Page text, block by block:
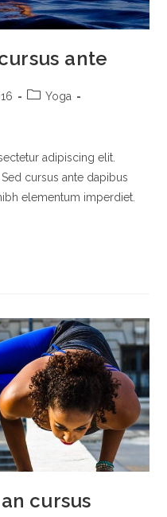
ante
PostYoga
adipiscing elit.
cursus ante dapibus
elementum imperdiet.
cursus